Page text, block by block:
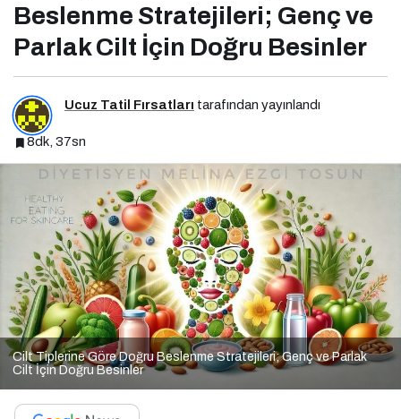
Beslenme Stratejileri; Genç ve
Parlak Cilt İçin Doğru Besinler
Ucuz Tatil Fırsatları tarafından yayınlandı
8dk, 37sn
Cilt Tiplerine Göre Doğru Beslenme Stratejileri; Genç ve Parlak
Cilt İçin Doğru Besinler